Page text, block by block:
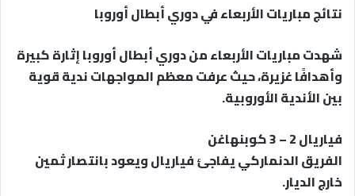
نتائج مباريات الأربعاء في دوري أبطال أوروبا
شهدت مباريات الأربعاء من دوري أبطال أوروبا إثارة كبيرة
وأهدافًا غزيرة، حيث عرفت معظم المواجهات ندية قوية
بين الأندية الأوروبية.
فياريال 2 – 3 كوبنهاغن
الفريق الدنماركي يفاجئ فياريال ويعود بانتصار ثمين
خارج الديار.